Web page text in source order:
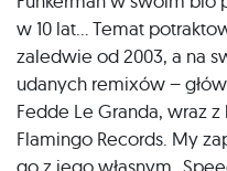
w 10 lat… Temat
zaledwie od 2003, a na
udanych remixów –
Fedde Le Granda, wraz
Flamingo Records. My